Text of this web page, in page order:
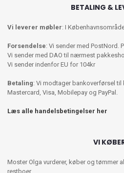
BETALING &
Vi leverer møbler: I
Forsendelse: Vi sender med PostNord.
Vi sender med DAO til nærmest
Vi sender indenfor EU for 104kr
Betaling: Vi modtager bankoverførsel til
Mastercard, Visa, Mobilepay og PayPal.
Læs alle handelsbetingelser her
VI
Moster Olga vurderer, køber og tømmer
restboer.